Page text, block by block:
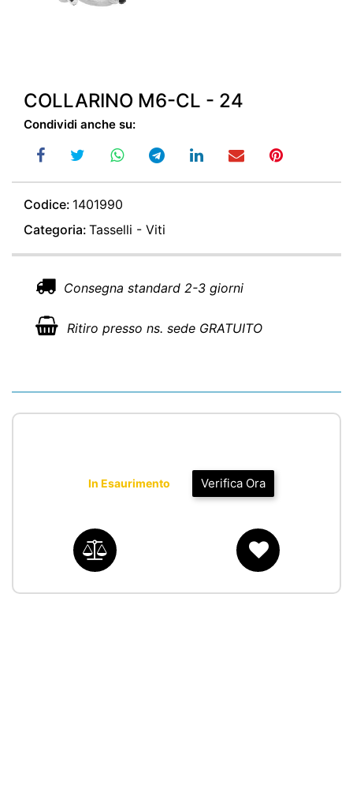
COLLARINO M6-CL - 24
Condividi anche su:
Codice: 1401990
Categoria: Tasselli - Viti
Consegna standard 2-3 giorni
Ritiro presso ns. sede GRATUITO
Verifica Ora
In Esaurimento